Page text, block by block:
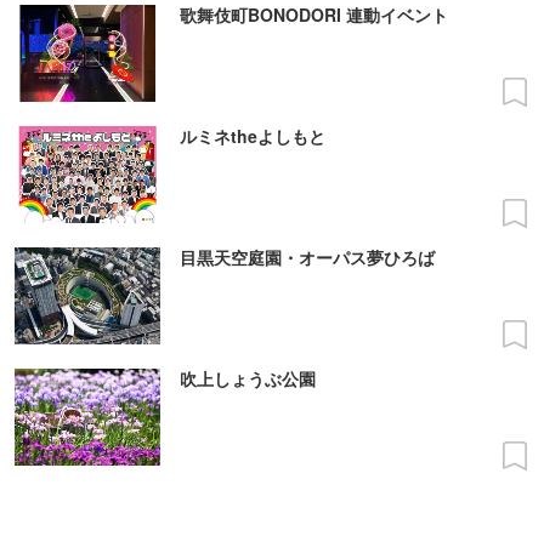
歌舞伎町BONODORI 連動イベント
ルミネtheよしもと
目黒天空庭園・オーパス夢ひろば
吹上しょうぶ公園